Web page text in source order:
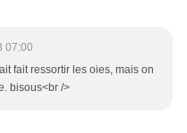
07:00
fait ressortir les oies, mais on
bisous<br />